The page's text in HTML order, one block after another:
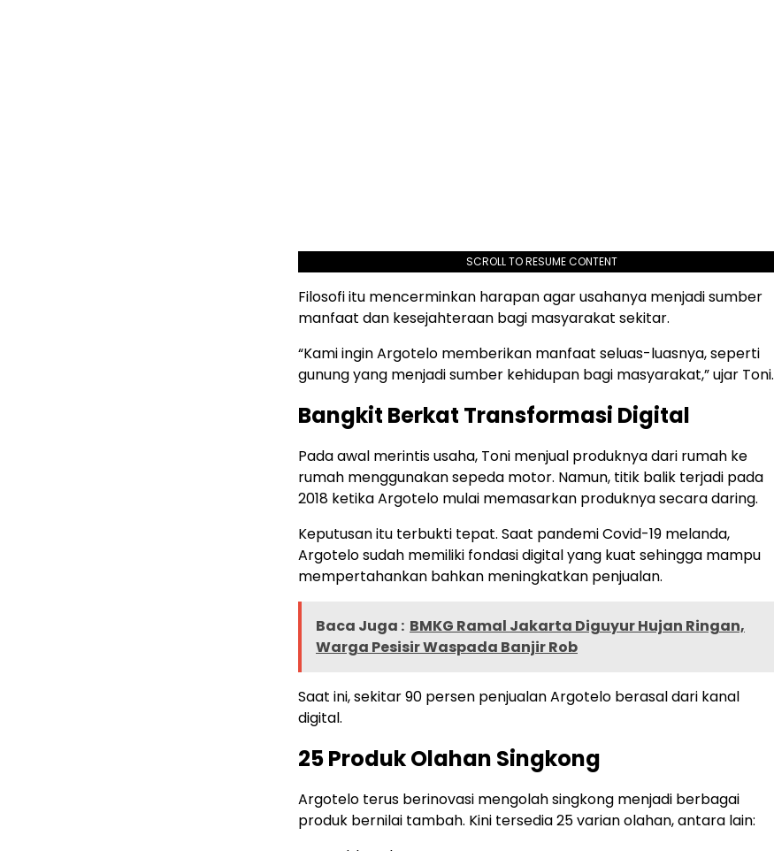
SCROLL TO RESUME CONTENT
Filosofi itu mencerminkan harapan agar usahanya menjadi sumber
manfaat dan kesejahteraan bagi masyarakat sekitar.
“Kami ingin Argotelo memberikan manfaat seluas-luasnya, seperti
gunung yang menjadi sumber kehidupan bagi masyarakat,” ujar Toni.
Bangkit Berkat Transformasi Digital
Pada awal merintis usaha, Toni menjual produknya dari rumah ke
rumah menggunakan sepeda motor. Namun, titik balik terjadi pada
2018 ketika Argotelo mulai memasarkan produknya secara daring.
Keputusan itu terbukti tepat. Saat pandemi Covid-19 melanda,
Argotelo sudah memiliki fondasi digital yang kuat sehingga mampu
mempertahankan bahkan meningkatkan penjualan.
Baca Juga : BMKG Ramal Jakarta Diguyur Hujan Ringan,
Warga Pesisir Waspada Banjir Rob
Saat ini, sekitar 90 persen penjualan Argotelo berasal dari kanal
digital.
25 Produk Olahan Singkong
Argotelo terus berinovasi mengolah singkong menjadi berbagai
produk bernilai tambah. Kini tersedia 25 varian olahan, antara lain: